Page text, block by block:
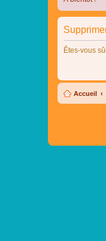
Êtes-vous
Accueil